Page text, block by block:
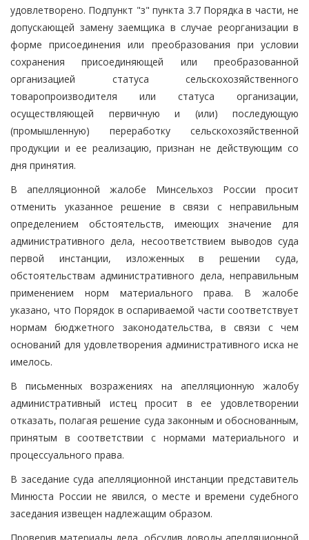
удовлетворено. Подпункт "з" пункта 3.7 Порядка в части, не
допускающей замену заемщика в случае реорганизации в
форме присоединения или преобразования при условии
сохранения присоединяющей или преобразованной
организацией статуса сельскохозяйственного
товаропроизводителя или статуса организации,
осуществляющей первичную и (или) последующую
(промышленную) переработку сельскохозяйственной
продукции и ее реализацию, признан не действующим со
дня принятия.
В апелляционной жалобе Минсельхоз России просит
отменить указанное решение в связи с неправильным
определением обстоятельств, имеющих значение для
административного дела, несоответствием выводов суда
первой инстанции, изложенных в решении суда,
обстоятельствам административного дела, неправильным
применением норм материального права. В жалобе
указано, что Порядок в оспариваемой части соответствует
нормам бюджетного законодательства, в связи с чем
оснований для удовлетворения административного иска не
имелось.
В письменных возражениях на апелляционную жалобу
административный истец просит в ее удовлетворении
отказать, полагая решение суда законным и обоснованным,
принятым в соответствии с нормами материального и
процессуального права.
В заседание суда апелляционной инстанции представитель
Минюста России не явился, о месте и времени судебного
заседания извещен надлежащим образом.